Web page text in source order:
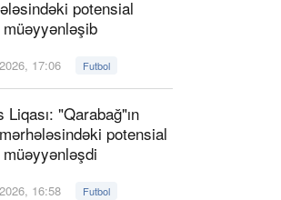
potensial
17:06 Futbol
Liqası: "Qarabağ"ın
potensial
16:58 Futbol